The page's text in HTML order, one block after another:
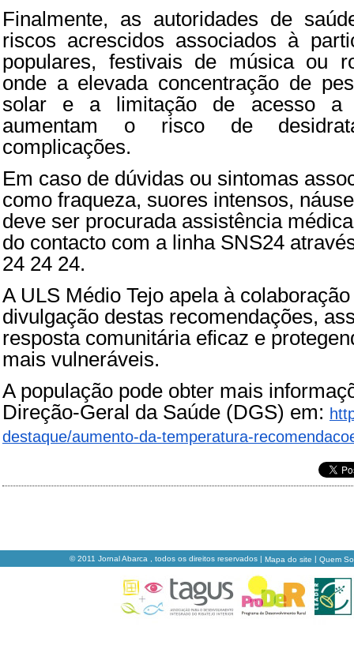
Finalmente, as autoridades de
riscos acrescidos associados à
populares, festivais de música ou
onde a elevada concentração de
solar e a limitação de acesso a
aumentam o risco de
complicações.
Em caso de dúvidas ou sintomas
como fraqueza, suores intensos,
deve ser procurada assistência
do contacto com a linha SNS24
24 24 24.
A ULS Médio Tejo apela à
divulgação destas recomendações,
resposta comunitária eficaz e
mais vulneráveis.
A população pode obter mais
Direção-Geral da Saúde (DGS) em:
destaque/aumento-da-temperatura-
© 2011 Jornal Abarca , todos os direitos reservados | Mapa do site | Quem